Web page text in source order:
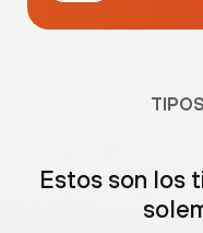
Estos son los